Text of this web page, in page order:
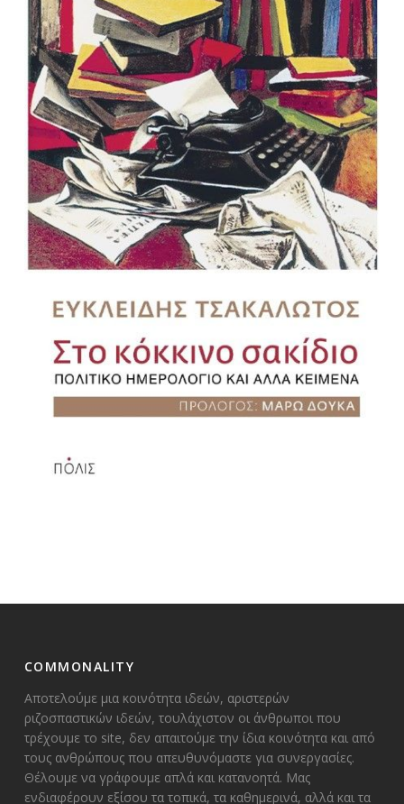
COMMONALITY
Αποτελούμε μια κοινότητα ιδεών, αριστερών
ριζοσπαστικών ιδεών, τουλάχιστον οι άνθρωποι που
τρέχουμε το site, δεν απαιτούμε την ίδια κοινότητα και από
τους ανθρώπους που απευθυνόμαστε για συνεργασίες.
Θέλουμε να γράφουμε απλά και κατανοητά. Μας
ενδιαφέρουν εξίσου τα τοπικά, τα καθημερινά, αλλά και τα